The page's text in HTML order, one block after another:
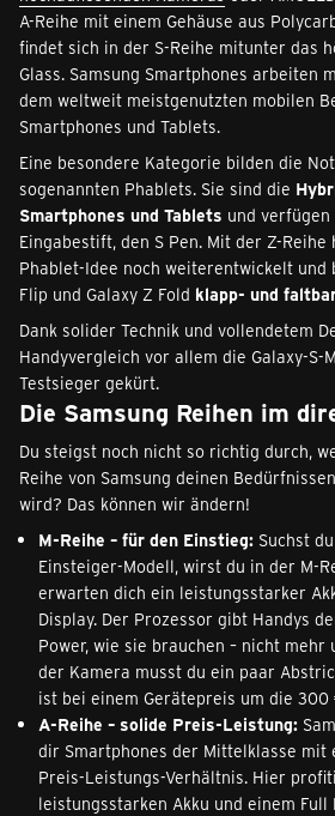
A-Reihe mit einem Gehäuse aus
findet sich in der S-Reihe mitunter das
Glass. Samsung Smartphones arbeiten
dem weltweit meistgenutzten mobilen
Smartphones und Tablets.
Eine besondere Kategorie bilden die
sogenannten Phablets. Sie sind die
Smartphones und Tablets und
Eingabestift, den S Pen. Mit der Z-Reihe
Phablet-Idee noch weiterentwickelt und
Flip und Galaxy Z Fold klapp- und
Dank solider Technik und vollendetem
Handyvergleich vor allem die Galaxy-S-
Testsieger gekürt.
Die Samsung Reihen im
Du steigst noch nicht so richtig durch,
Reihe von Samsung deinen
wird? Das können wir ändern!
M-Reihe – für den Einstieg: Suchst
Einsteiger-Modell, wirst du in der M-
erwarten dich ein leistungsstarker
Display. Der Prozessor gibt Handys
Power, wie sie brauchen – nicht mehr
der Kamera musst du ein paar
ist bei einem Gerätepreis um die
A-Reihe – solide Preis-Leistung:
dir Smartphones der Mittelklasse mit
Preis-Leistungs-Verhältnis. Hier
leistungsstarken Akku und einem Full